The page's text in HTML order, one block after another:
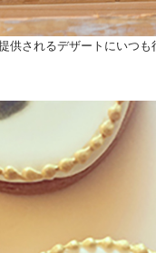
供されるデザートにいつ